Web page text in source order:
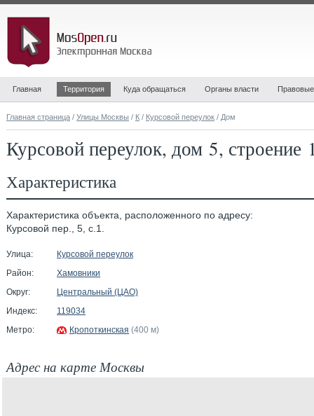
Главная Территория Куда обращаться Органы власти
Главная страница / Улицы Москвы / К / Курсовой переулок / Дом
Курсовой переулок, дом 5, строение
Характеристика
Характеристика объекта, расположенного по адресу:
Курсовой пер., 5, с.1.
Улица:
Курсовой переулок
Район:
Хамовники
Округ:
Центральный (ЦАО)
Индекс:
119034
Метро:
Кропоткинская (400 м)
Адрес на карте Москвы